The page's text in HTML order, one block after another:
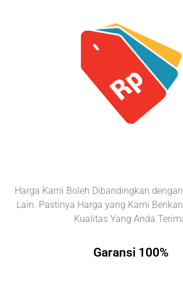
Harga Kami Boleh Dibandingkan
Lain. Pastinya Harga yang Kami
Kualitas Yang Anda
Garansi 100%